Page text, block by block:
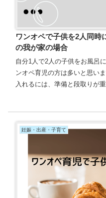
ワンオペで子供を2人同時
の我が家の場合
自分1人で2人の子供をお風呂
ンオペ育児の方は多いと思い
入れるには、準備と段取りが
私が試行錯誤して辿り着いた
妊娠・出産・子育て